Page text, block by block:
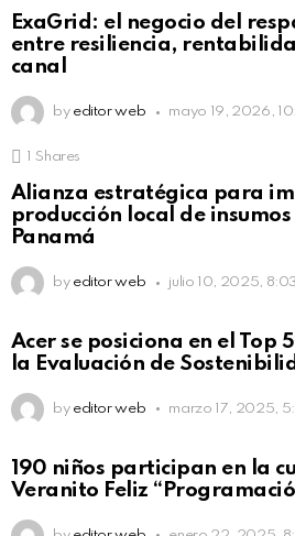
ExaGrid: el negocio del
entre resiliencia,
canal
by editor web mayo 19, 2026,
Shares
Alianza estratégica para
producción local de insumos
Panamá
by editor web julio 10, 2025,
Acer se posiciona en el Top
la Evaluación de
by editor web marzo 17, 2025,
190 niños participan en la
Veranito Feliz